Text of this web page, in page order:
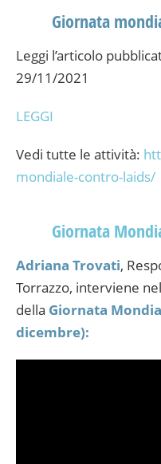
Giornata
Leggi l’articolo
29/11/2021
LEGGI
Vedi tutte le attività:
mondiale-contro-laids/
Giornata
Adriana Trovati,
Torrazzo, interviene
della Giornata
dicembre):